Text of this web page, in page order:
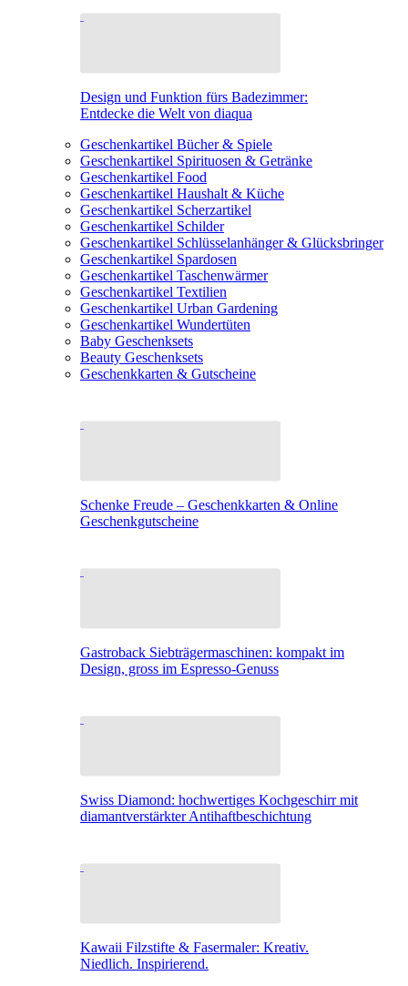
Design und Funktion fürs Badezimmer:
Entdecke die Welt von diaqua
Geschenkartikel Bücher & Spiele
Geschenkartikel Spirituosen & Getränke
Geschenkartikel Food
Geschenkartikel Haushalt & Küche
Geschenkartikel Scherzartikel
Geschenkartikel Schilder
Geschenkartikel Schlüsselanhänger & Glücksbringer
Geschenkartikel Spardosen
Geschenkartikel Taschenwärmer
Geschenkartikel Textilien
Geschenkartikel Urban Gardening
Geschenkartikel Wundertüten
Baby Geschenksets
Beauty Geschenksets
Geschenkkarten & Gutscheine
Schenke Freude – Geschenkkarten & Online
Geschenkgutscheine
Gastroback Siebträgermaschinen: kompakt im
Design, gross im Espresso-Genuss
Swiss Diamond: hochwertiges Kochgeschirr mit
diamantverstärkter Antihaftbeschichtung
Kawaii Filzstifte & Fasermaler: Kreativ.
Niedlich. Inspirierend.